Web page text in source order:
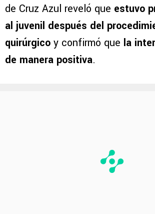
de Cruz Azul reveló que estuvo
al juvenil después del
quirúrgico y confirmó que la
de manera positiva.